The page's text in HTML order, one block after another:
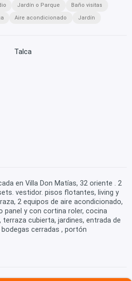
Jardín o Parque
Baño visitas
Aire acondicionado Jardín
Talca
en Villa Don Matías, 32 oriente . 2
vestidor. pisos flotantes, living y
2 equipos de aire acondicionado,
panel y con cortina roler, cocina
cubierta, jardines, entrada de
cerradas , portón